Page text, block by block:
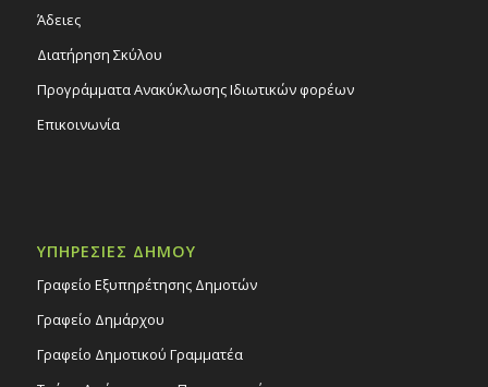
Άδειες
Διατήρηση Σκύλου
Προγράμματα Ανακύκλωσης Ιδιωτικών φορέων
Επικοινωνία
ΥΠΗΡΕΣΙΕΣ ΔΗΜΟΥ
Γραφείο Εξυπηρέτησης Δημοτών
Γραφείο Δημάρχου
Γραφείο Δημοτικού Γραμματέα